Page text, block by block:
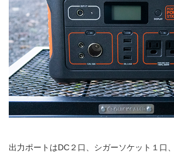
出力ポートはDC２口、シガーソケット１口